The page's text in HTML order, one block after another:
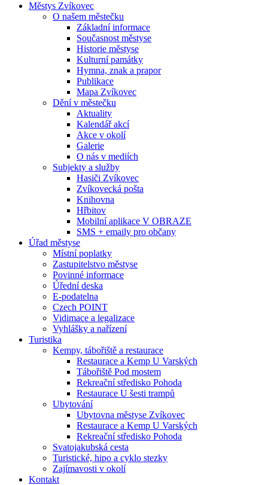
Městys Zvíkovec
O našem městečku
Základní informace
Současnost městyse
Historie městyse
Kulturní památky
Hymna, znak a prapor
Publikace
Mapa Zvíkovec
Dění v městečku
Aktuality
Kalendář akcí
Akce v okolí
Galerie
O nás v mediích
Subjekty a služby
Hasiči Zvíkovec
Zvíkovecká pošta
Knihovna
Hřbitov
Mobilní aplikace V OBRAZE
SMS + emaily pro občany
Úřad městyse
Místní poplatky
Zastupitelstvo městyse
Povinné informace
Úřední deska
E-podatelna
Czech POINT
Vidimace a legalizace
Vyhlášky a nařízení
Turistika
Kempy, tábořiště a restaurace
Restaurace a Kemp U Varských
Tábořiště Pod mostem
Rekreační středisko Pohoda
Restaurace U šesti trampů
Ubytování
Ubytovna městyse Zvíkovec
Restaurace a Kemp U Varských
Rekreační středisko Pohoda
Svatojakubská cesta
Turistické, hipo a cyklo stezky
Zajímavosti v okolí
Kontakt